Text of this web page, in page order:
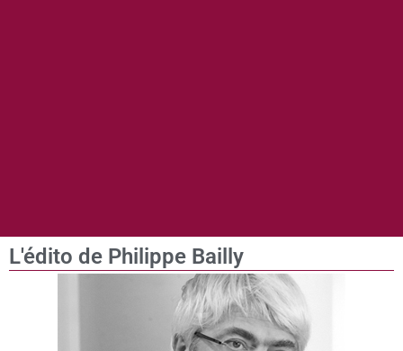
L'édito de Philippe Bailly